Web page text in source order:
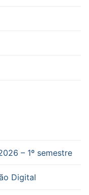
– 1º semestre
Digital